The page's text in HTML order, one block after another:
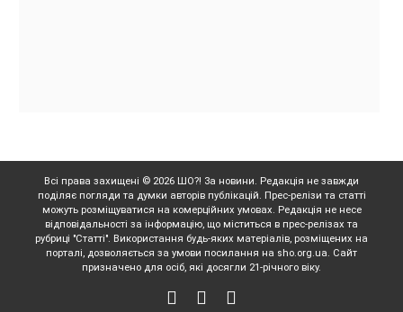
Всі права захищені © 2026 ШО?! За новини. Редакція не завжди
поділяє погляди та думки авторів публікацій. Прес-релізи та статті
можуть розміщуватися на комерційних умовах. Редакція не несе
відповідальності за інформацію, що міститься в прес-релізах та
рубриці "Статті". Використання будь-яких матеріалів, розміщених на
порталі, дозволяється за умови посилання на sho.org.ua. Сайт
призначено для осіб, які досягли 21-річного віку.